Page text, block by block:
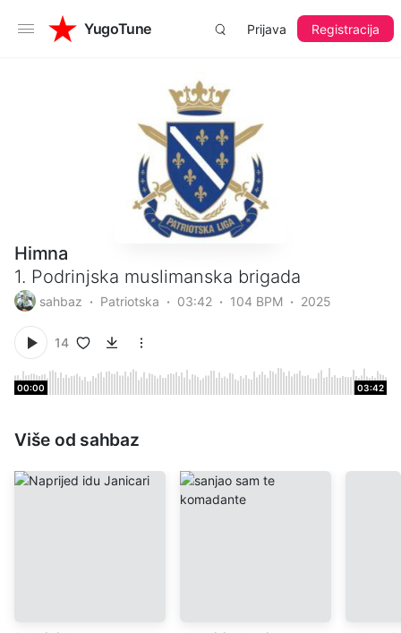
YugoTune Prijava Registracija
Himna
1. Podrinjska muslimanska brigada
sahbaz Patriotska 03:42 104 BPM 2025
14
00:00 03:42
Više od sahbaz